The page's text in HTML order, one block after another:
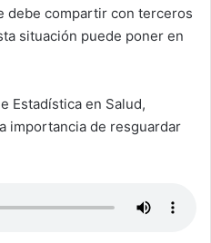
debe compartir con terceros
situación puede poner en
Estadística en Salud,
importancia de resguardar